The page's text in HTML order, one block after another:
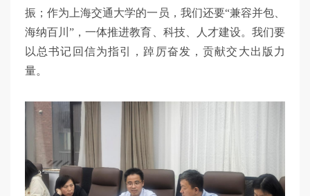
振；作为上海交通大学的一员，我们还要“兼容并包、
海纳百川”，一体推进教育、科技、人才建设。我们要
以总书记回信为指引，踔厉奋发，贡献交大出版力
量。